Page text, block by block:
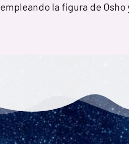
empleando la figura de